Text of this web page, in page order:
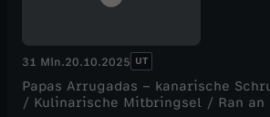
31 Min.20.10.2025 UT
Papas Arrugadas – kanarische
/ Kulinarische Mitbringsel / Ran an